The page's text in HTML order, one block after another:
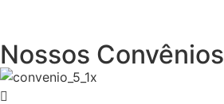
Nossos Convênios